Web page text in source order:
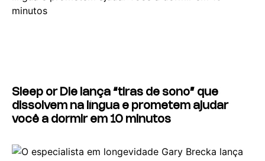
Sleep or Die lança “tiras de sono” que
dissolvem na língua e prometem ajudar
você a dormir em 10 minutos